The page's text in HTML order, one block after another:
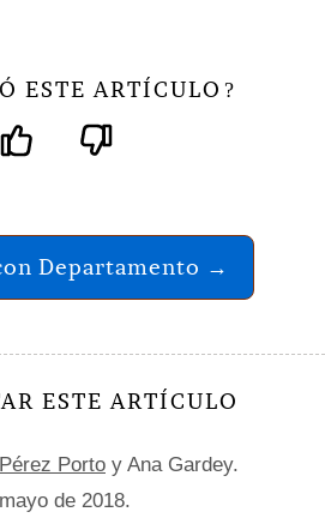
ESTE ARTÍCULO ?
Departamento →
ESTE ARTÍCULO
Porto y Ana Gardey.
de 2018.